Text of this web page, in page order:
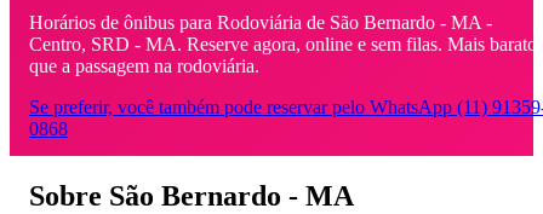
Horários de ônibus para Rodoviária de São Bernardo - MA -
Centro, SRD - MA. Reserve agora, online e sem filas. Mais barato
que a passagem na rodoviária.
Se preferir, você também pode reservar pelo WhatsApp (11)
0868
Sobre São Bernardo - MA